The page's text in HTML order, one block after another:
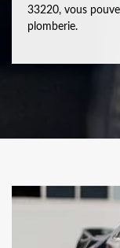
33220, vous
plomberie.